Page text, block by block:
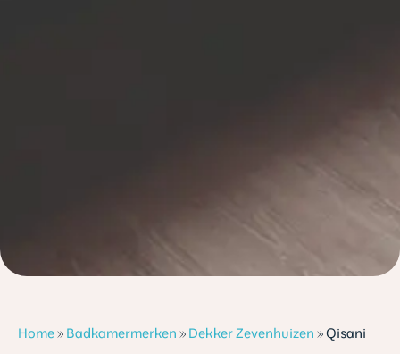
Home» Badkamermerken » Dekker Zevenhuizen »Qisani